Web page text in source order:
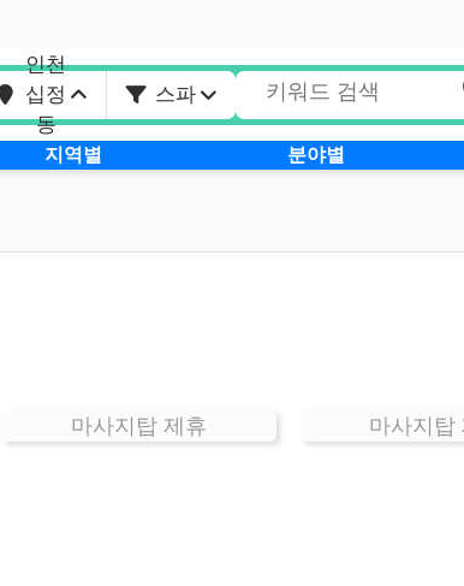
인천
십정
동
스파
지역별 분야별
마사지탑 제휴 마사지탑